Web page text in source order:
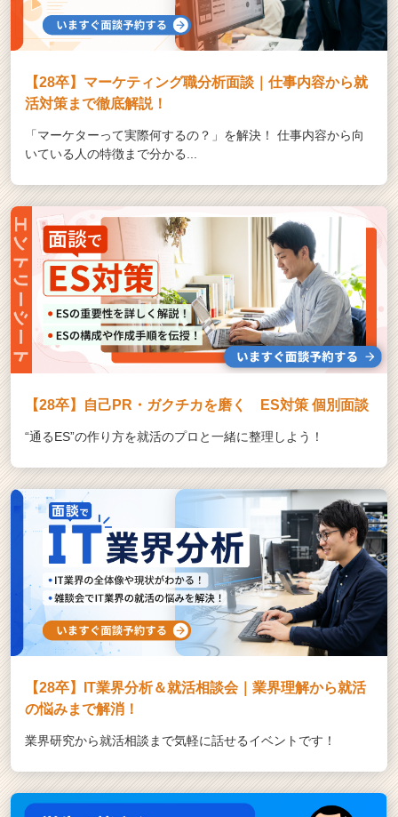
【28卒】マーケティング職分析面談｜仕事内容から就
活対策まで徹底解説！
「マーケターって実際何するの？」を解決！ 仕事内容から向
いている人の特徴まで分かる...
【28卒】自己PR・ガクチカを磨く ES対策 個別面談
“通るES”の作り方を就活のプロと一緒に整理しよう！
【28卒】IT業界分析＆就活相談会｜業界理解から就活
の悩みまで解消！
業界研究から就活相談まで気軽に話せるイベントです！